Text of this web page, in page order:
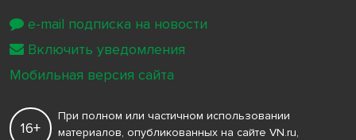
16+
При полном или частичном использовании
материалов, опубликованных на сайте VN.ru,
e-mail подписка на новости
Включить уведомления
Мобильная версия сайта